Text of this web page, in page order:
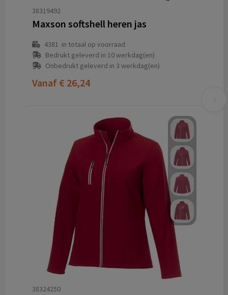
38319492
Maxson softshell heren jas
4381 in totaal op voorraad
Bedrukt geleverd in 10 werkdag(en)
Onbedrukt geleverd in 3 werkdag(en)
Vanaf € 26,24
38324250